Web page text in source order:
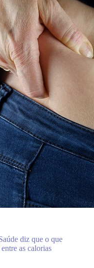
diz que o que
as calorias